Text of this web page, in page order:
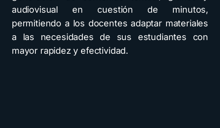
audiovisual en cuestión de minutos,
permitiendo a los docentes adaptar materiales
a las necesidades de sus estudiantes con
mayor rapidez y efectividad.